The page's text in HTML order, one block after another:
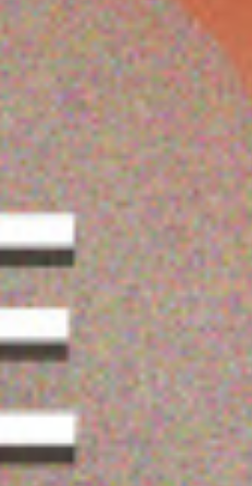
من
الآن
ماي كير علاج الإصلاح
الفوري بزيت الأرغان 500
مل
0.850 دب
0.765 دب
أضف
اشتر الآن